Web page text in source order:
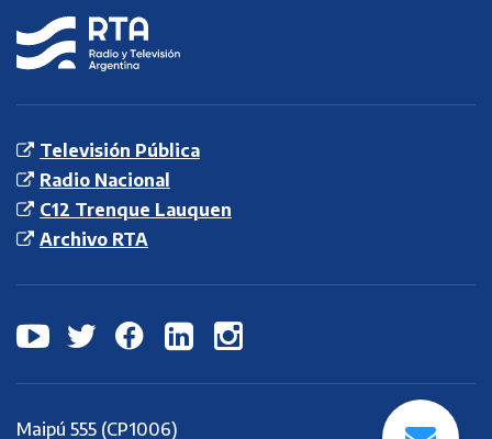
RTA
Radio y
Televisión
Argentina S.E.
Televisión Pública
Radio Nacional
C12 Trenque Lauquen
Archivo RTA
Maipú 555 (CP1006)